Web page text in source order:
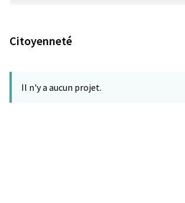
Citoyenneté
Il n'y a aucun projet.